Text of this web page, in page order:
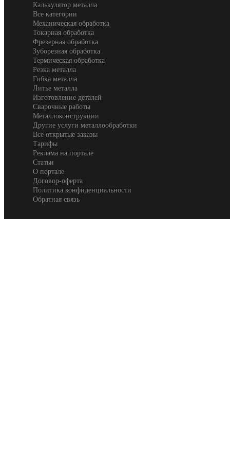
Калькулятор металла
Все категории
Механическая обработка
Токарная обработка
Фрезерная обработка
Зуборезная обработка
Термическая обработка
Резка металла
Гибка металла
Литье металла
Изготовление деталей
Сварочные работы
Металлоконструкции
Другие услуги металлообработки
Все открытые заказы
Тарифы
Реклама на портале
Статьи
О портале
Договор-оферта
Политика конфиденциальности
Обратная связь